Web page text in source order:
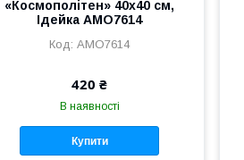
«Космополітен» 40х40 см,
Ідейка AMO7614
AMO7614
420 ₴
В наявності
Купити